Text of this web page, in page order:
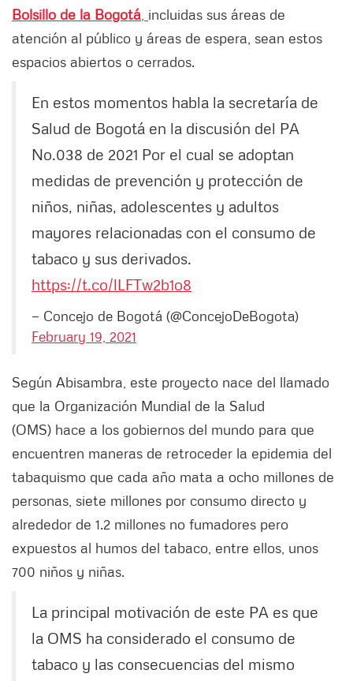
Bolsillo de la Bogotá incluidas sus áreas de
atención al público y áreas de espera, sean estos
espacios abiertos o cerrados.
En estos momentos habla la secretaría de
Salud de Bogotá en la discusión del PA
No.038 de 2021 Por el cual se adoptan
medidas de prevención y protección de
niños, niñas, adolescentes y adultos
mayores relacionadas con el consumo de
tabaco y sus derivados.
https://t.co/lLFTw2b1o8
— Concejo de Bogotá (@ConcejoDeBogota)
February 19, 2021
Según Abisambra, este proyecto nace del llamado
que la Organización Mundial de la Salud
(OMS) hace a los gobiernos del mundo para que
encuentren maneras de retroceder la epidemia del
tabaquismo que cada año mata a ocho millones de
personas, siete millones por consumo directo y
alrededor de 1.2 millones no fumadores pero
expuestos al humos del tabaco, entre ellos, unos
700 niños y niñas.
La principal motivación de este PA es que
la OMS ha considerado el consumo de
tabaco y las consecuencias del mismo